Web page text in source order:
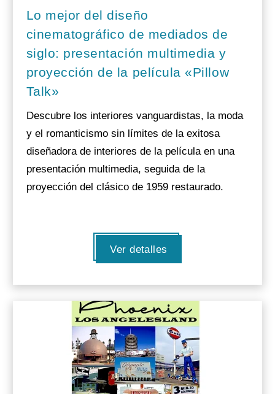
Lo mejor del diseño
cinematográfico de mediados de
siglo: presentación multimedia y
proyección de la película «Pillow
Talk»
Descubre los interiores vanguardistas, la moda
y el romanticismo sin límites de la exitosa
diseñadora de interiores de la película en una
presentación multimedia, seguida de la
proyección del clásico de 1959 restaurado.
Ver detalles